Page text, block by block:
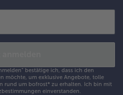
bestätige ich, dass ich den
möchte, um exklusive Angebote, tolle
rund um bofrost* zu erhalten. Ich bin mit
einverstanden.